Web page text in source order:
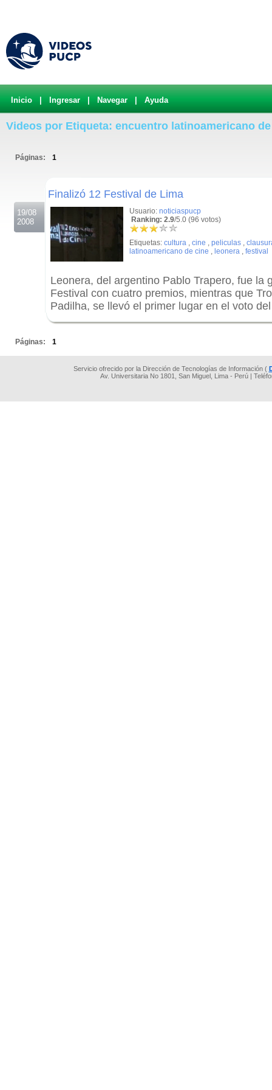
Inicio Ingresar Navegar Ayuda
Videos por Etiqueta: encuentro latinoamericano
Páginas: 1
19/08
2008
Finalizó 12 Festival de Lima
Usuario: noticiaspucp
Ranking: 2.9/5.0 (96 votos)
Etiquetas: cultura , cine , peliculas ,
latinoamericano de cine , leonera , festival
Leonera, del argentino Pablo Trapero, fue la
Festival con cuatro premios, mientras que
Padilha, se llevó el primer lugar en el voto
Páginas: 1
Servicio ofrecido por la Dirección de Tecnologías de Información (
Av. Universitaria No 1801, San Miguel, Lima - Perú |